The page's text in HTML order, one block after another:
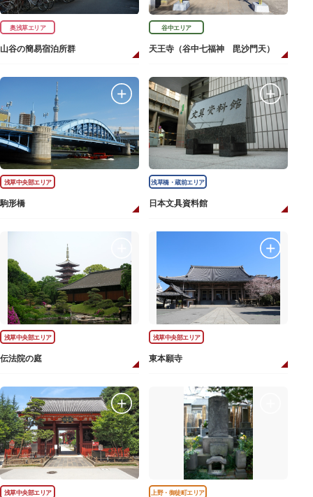
奥浅草エリア
山谷の簡易宿泊所群
谷中エリア
天王寺（谷中七福神 毘沙門天）
浅草中央部エリア
駒形橋
浅草橋・蔵前エリア
日本文具資料館
浅草中央部エリア
伝法院の庭
浅草中央部エリア
東本願寺
浅草中央部エリア 上野・御徒町エリア